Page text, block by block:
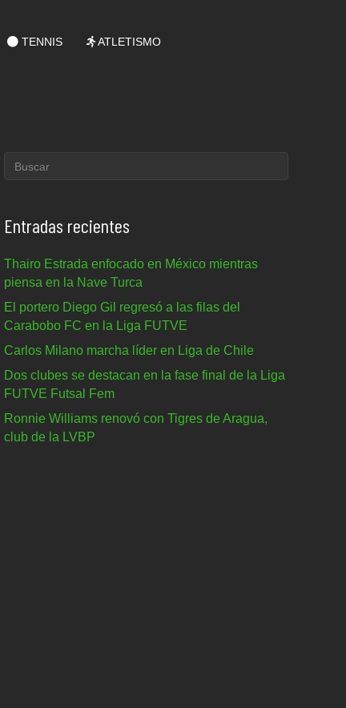
TENNIS ATLETISMO
Entradas recientes
Thairo Estrada enfocado en México mientras
piensa en la Nave Turca
El portero Diego Gil regresó a las filas del
Carabobo FC en la Liga FUTVE
Carlos Milano marcha líder en Liga de Chile
Dos clubes se destacan en la fase final de la Liga
FUTVE Futsal Fem
Ronnie Williams renovó con Tigres de Aragua,
club de la LVBP